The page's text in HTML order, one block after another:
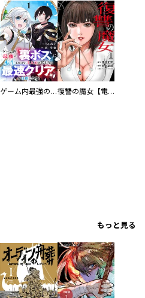
ゲーム内最強の『裏ボス』に転生したので、主人公の代わりに最速クリアを目指します！【電子単行本版】 復讐の魔女【電子単行本版】
もっと見る